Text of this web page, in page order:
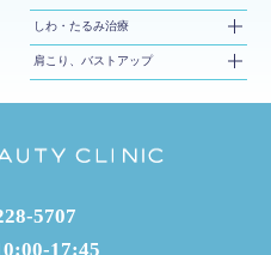
しわ・たるみ治療
肩こり、バストアップ
5707
17:45